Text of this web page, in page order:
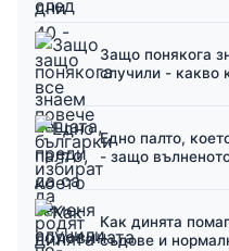
Защо понякога
случили - какво
Едно палто,
- защо
Как динята
съдове и